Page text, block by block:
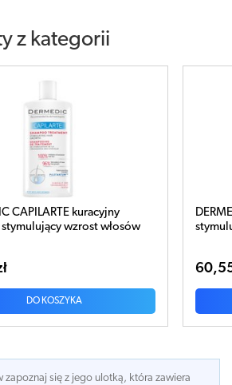
z kategorii
CAPILARTE serum-kuracja
wzrost włosów 150ml
zł
DO KOSZYKA
zapoznaj się z jego ulotką, która zawiera